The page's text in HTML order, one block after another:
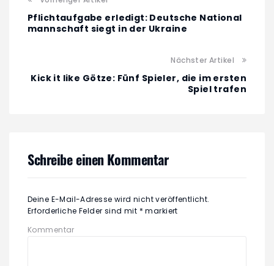
Pflichtaufgabe erledigt: Deutsche National
mannschaft siegt in der Ukraine
Nächster Artikel
Kick it like Götze: Fünf Spieler, die im ersten
Spiel trafen
Schreibe einen Kommentar
Deine E-Mail-Adresse wird nicht veröffentlicht.
Erforderliche Felder sind mit * markiert
Kommentar